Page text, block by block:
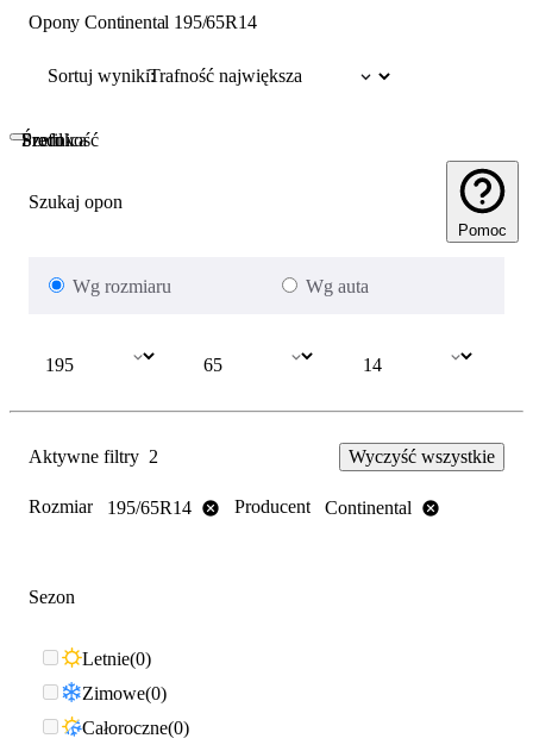
Opony Continental 195/65R14
Sortuj wyniki:
Szukaj opon
Pomoc
Wg rozmiaru Wg auta
Szerokość
Profil
Średnica
Aktywne filtry 2 Wyczyść wszystkie
Rozmiar 195/65R14 Producent Continental
Sezon
Letnie 0
Zimowe 0
Całoroczne 0